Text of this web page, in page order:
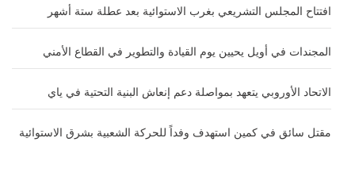
افتتاح المجلس التشريعي بغرب الاستوائية بعد عطلة ستة أشهر
المجندات في أويل يحيين يوم القيادة والتطوير في القطاع الأمني
الاتحاد الأوروبي يتعهد بمواصلة دعم إنعاش البنية التحتية في ياي
مقتل سائق في كمين استهدف وفداً للحركة الشعبية بشرق الاستوائية